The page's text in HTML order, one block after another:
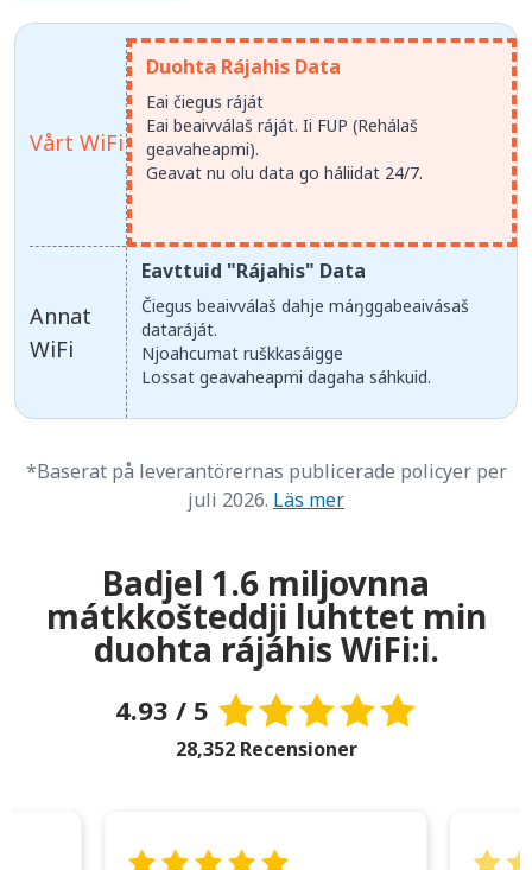
Vårt WiFi
Annat
WiFi
Duohta Rájahis Data
Eai čiegus ráját
Eai beaivválaš ráját. Ii FUP (Rehálaš
geavaheapmi).
Geavat nu olu data go háliidat 24/7.
Eavttuid "Rájahis" Data
Čiegus beaivválaš dahje máŋggabeaivásaš
dataráját.
Njoahcumat ruškkasáigge
Lossat geavaheapmi dagaha sáhkuid.
*Baserat på leverantörernas publicerade policyer per
juli 2026. Läs mer
Badjel 1.6 miljovnna
mátkkošteddji luhttet min
duohta rájáhis WiFi:i.
4.93 / 5
28,352 Recensioner